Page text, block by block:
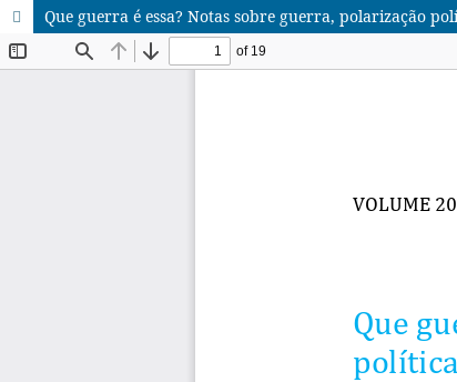
Que guerra é essa? Notas sobre guerra, polarização